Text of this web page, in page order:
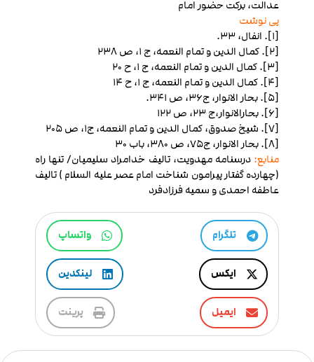
عدالت، برکت حضور امام
پی نوشت
[1]. انفال، 33.
[2]. کمال الدین و تمام النعمه، ج 1، ص 238
[3]. کمال الدین و تمام النعمه، ج 1، ح 20
[4]. کمال الدین و تمام النعمه، ج 1، ح 14
[5]. بحار الانوار، ج36، ص 341.
[6]. بحارالانوار،ج 23، ص 122
[7]. شیخ صدوق، کمال الدین و تمام النعمه، ج1، ص 205
[8]. بحار الانوار، ج75، ص 380، باب 30
منابع: درسنامه مهدویت، تالیف خدامراد سلیمیان/ تنها راه
(چهارده گفتار پیرامون شناخت امام عصر علیه السلام ) تالیف
عاطفه احمدی و سمیه فرزادفرد
تلگرام واتساپ
ایکس لینکدین
ایمیل پرینت